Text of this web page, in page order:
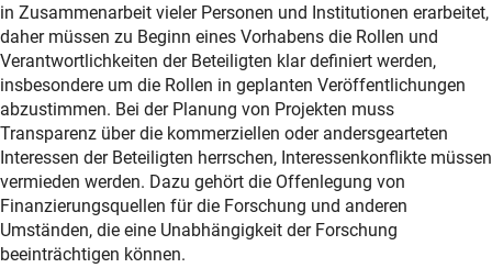
in Zusammenarbeit vieler Personen und Institutionen erarbeitet,
daher müssen zu Beginn eines Vorhabens die Rollen und
Verantwortlichkeiten der Beteiligten klar definiert werden,
insbesondere um die Rollen in geplanten Veröffentlichungen
abzustimmen. Bei der Planung von Projekten muss
Transparenz über die kommerziellen oder andersgearteten
Interessen der Beteiligten herrschen, Interessenkonflikte müssen
vermieden werden. Dazu gehört die Offenlegung von
Finanzierungsquellen für die Forschung und anderen
Umständen, die eine Unabhängigkeit der Forschung
beeinträchtigen können.